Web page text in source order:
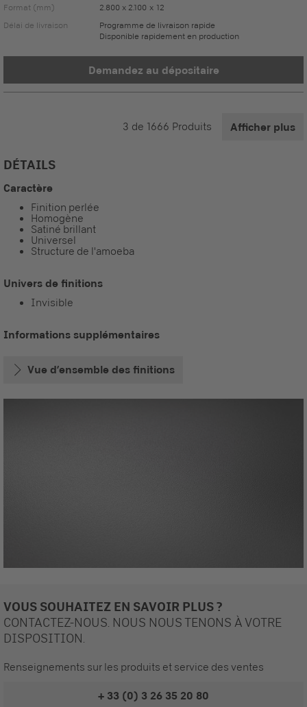
Format (mm)
2.800 x 2.100 x 12
Délai de livraison
Programme de livraison rapide
Disponible rapidement en production
Demandez au dépositaire
3 de 1666 Produits Afficher plus
DÉTAILS
Caractère
Finition perlée
Homogène
Satiné brillant
Universel
Structure de l'amoeba
Univers de finitions
Invisible
Informations supplémentaires
Vue d’ensemble des finitions
VOUS SOUHAITEZ EN SAVOIR PLUS ?
CONTACTEZ-NOUS. NOUS NOUS TENONS À VOTRE
DISPOSITION.
Renseignements sur les produits et service des ventes
+ 33 (0) 3 26 35 20 80